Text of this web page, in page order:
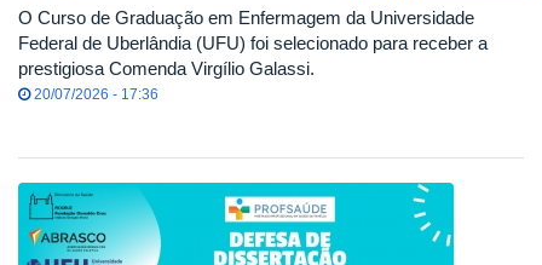
O Curso de Graduação em Enfermagem da Universidade
Federal de Uberlândia (UFU) foi selecionado para receber a
prestigiosa Comenda Virgílio Galassi.
20/07/2026 - 17:36